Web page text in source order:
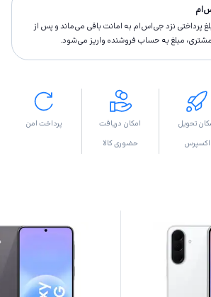
پرداختى نزد جی‌اس‌ام به امانت باقى مى‌ماند و پس از
مشتری، مبلغ به حساب فروشنده واريز مى‌شود.
تحویل
اکسپرس
امکان دریافت
حضوری کالا
پرداخت امن